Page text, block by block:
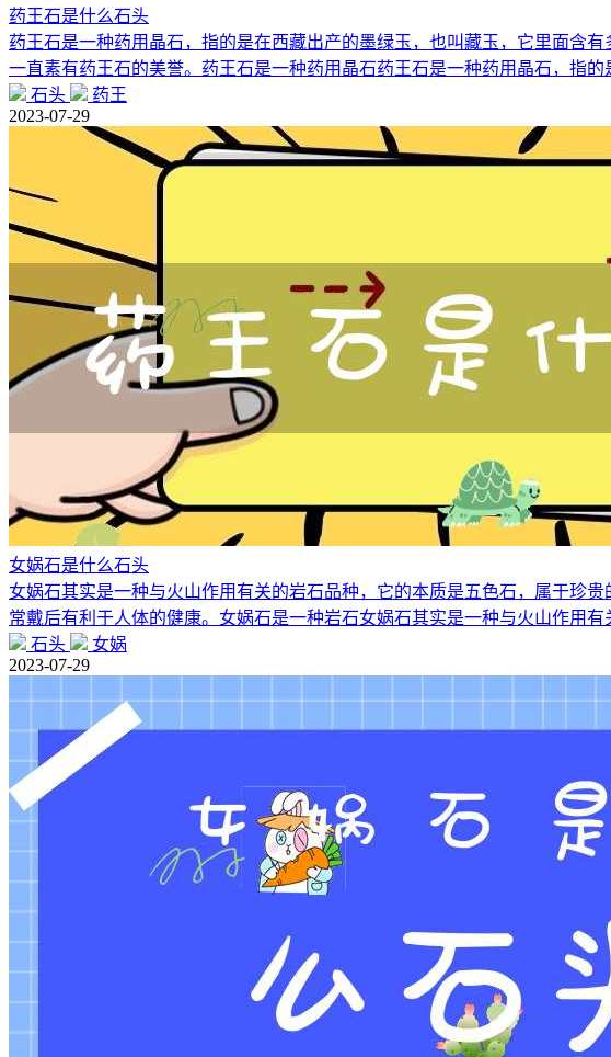
药王石是什么石头
药王石是一种药用晶石，指的是在西藏出产的墨绿玉，也叫藏玉，它里面含
一直素有药王石的美誉。药王石是一种药用晶石药王石是一种药用晶石，指的
石头
药王
2023-07-29
女娲石是什么石头
女娲石其实是一种与火山作用有关的岩石品种，它的本质是五色石，属于珍
常戴后有利于人体的健康。女娲石是一种岩石女娲石其实是一种与火山作用有
石头
女娲
2023-07-29